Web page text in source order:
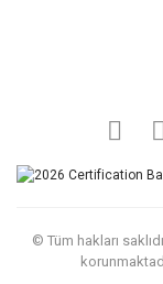
© Tüm hakları